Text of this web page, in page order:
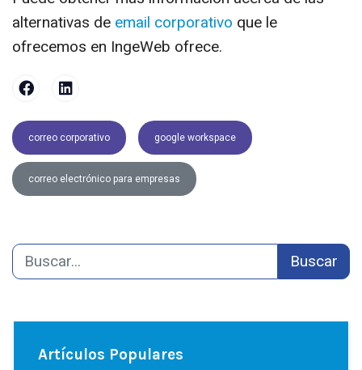
alternativas de email corporativo que le
ofrecemos en IngeWeb ofrece.
correo corporativo google workspace
correo electrónico para empresas
Buscar
Artículos Populares